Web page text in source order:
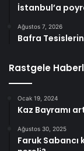
İstanbul’a
Ağustos 7, 2026
Bafra
Rastgele
Ocak 19, 2024
Kaz Bayramı
Ağustos 30, 2025
Faruk Sabancı